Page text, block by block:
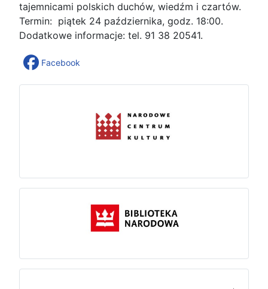
tajemnicami polskich duchów, wiedźm i czartów.
Termin: piątek 24 października, godz. 18:00.
Dodatkowe informacje: tel. 91 38 20541.
Facebook